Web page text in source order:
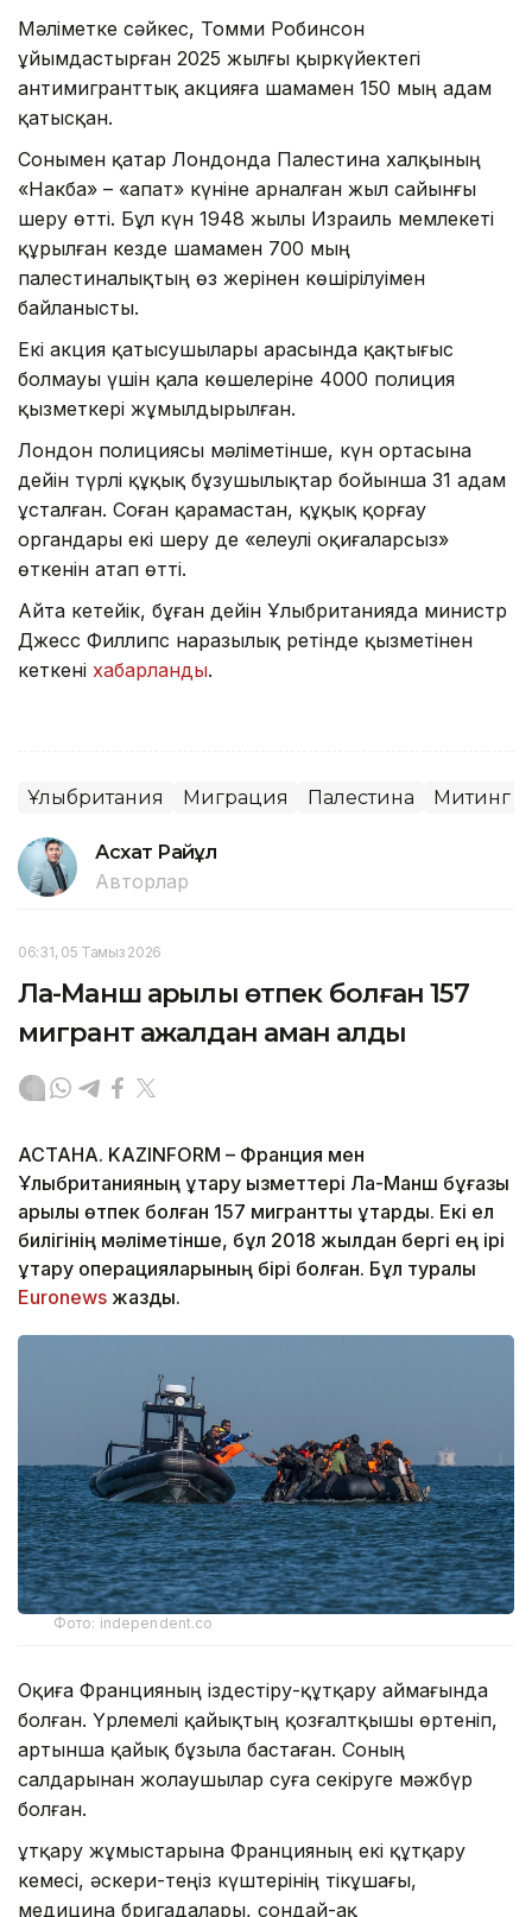
Мәліметке сәйкес, Томми Робинсон
ұйымдастырған 2025 жылғы қыркүйектегі
антимигранттық акцияға шамамен 150 мың адам
қатысқан.
Сонымен қатар Лондонда Палестина халқының
«Накба» – «апат» күніне арналған жыл сайынғы
шеру өтті. Бұл күн 1948 жылы Израиль мемлекеті
құрылған кезде шамамен 700 мың
палестиналықтың өз жерінен көшірілуімен
байланысты.
Екі акция қатысушылары арасында қақтығыс
болмауы үшін қала көшелеріне 4000 полиция
қызметкері жұмылдырылған.
Лондон полициясы мәліметінше, күн ортасына
дейін түрлі құқық бұзушылықтар бойынша 31 адам
ұсталған. Соған қарамастан, құқық қорғау
органдары екі шеру де «елеулі оқиғаларсыз»
өткенін атап өтті.
Айта кетейік, бұған дейін Ұлыбританияда министр
Джесс Филлипс наразылық ретінде қызметінен
кеткені хабарланды.
Ұлыбритания Миграция Палестина Митинг
Асхат Райқұл
Авторлар
06:31, 05 Тамыз 2026
Ла-Манш арқылы өтпек болған 157
мигрант ажалдан аман қалды
АСТАНА. KAZINFORM – Франция мен
Ұлыбританияның құтқару қызметтері Ла-Манш бұғазы
арқылы өтпек болған 157 мигрантты құтқарды. Екі ел
билігінің мәліметінше, бұл 2018 жылдан бергі ең ірі
құтқару операцияларының бірі болған. Бұл туралы
Еuronews жазды.
Фото: independent.co
Оқиға Францияның іздестіру-құтқару аймағында
болған. Үрлемелі қайықтың қозғалтқышы өртеніп,
артынша қайық бұзыла бастаған. Соның
салдарынан жолаушылар суға секіруге мәжбүр
болған.
Құтқару жұмыстарына Францияның екі құтқару
кемесі, әскери-теңіз күштерінің тікұшағы,
медицина бригадалары, сондай-ақ